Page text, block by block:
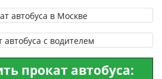
прокат автобуса: